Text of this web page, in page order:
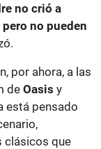
no crió a
no pueden
por ahora, a las
de Oasis y
está pensado
clásicos que